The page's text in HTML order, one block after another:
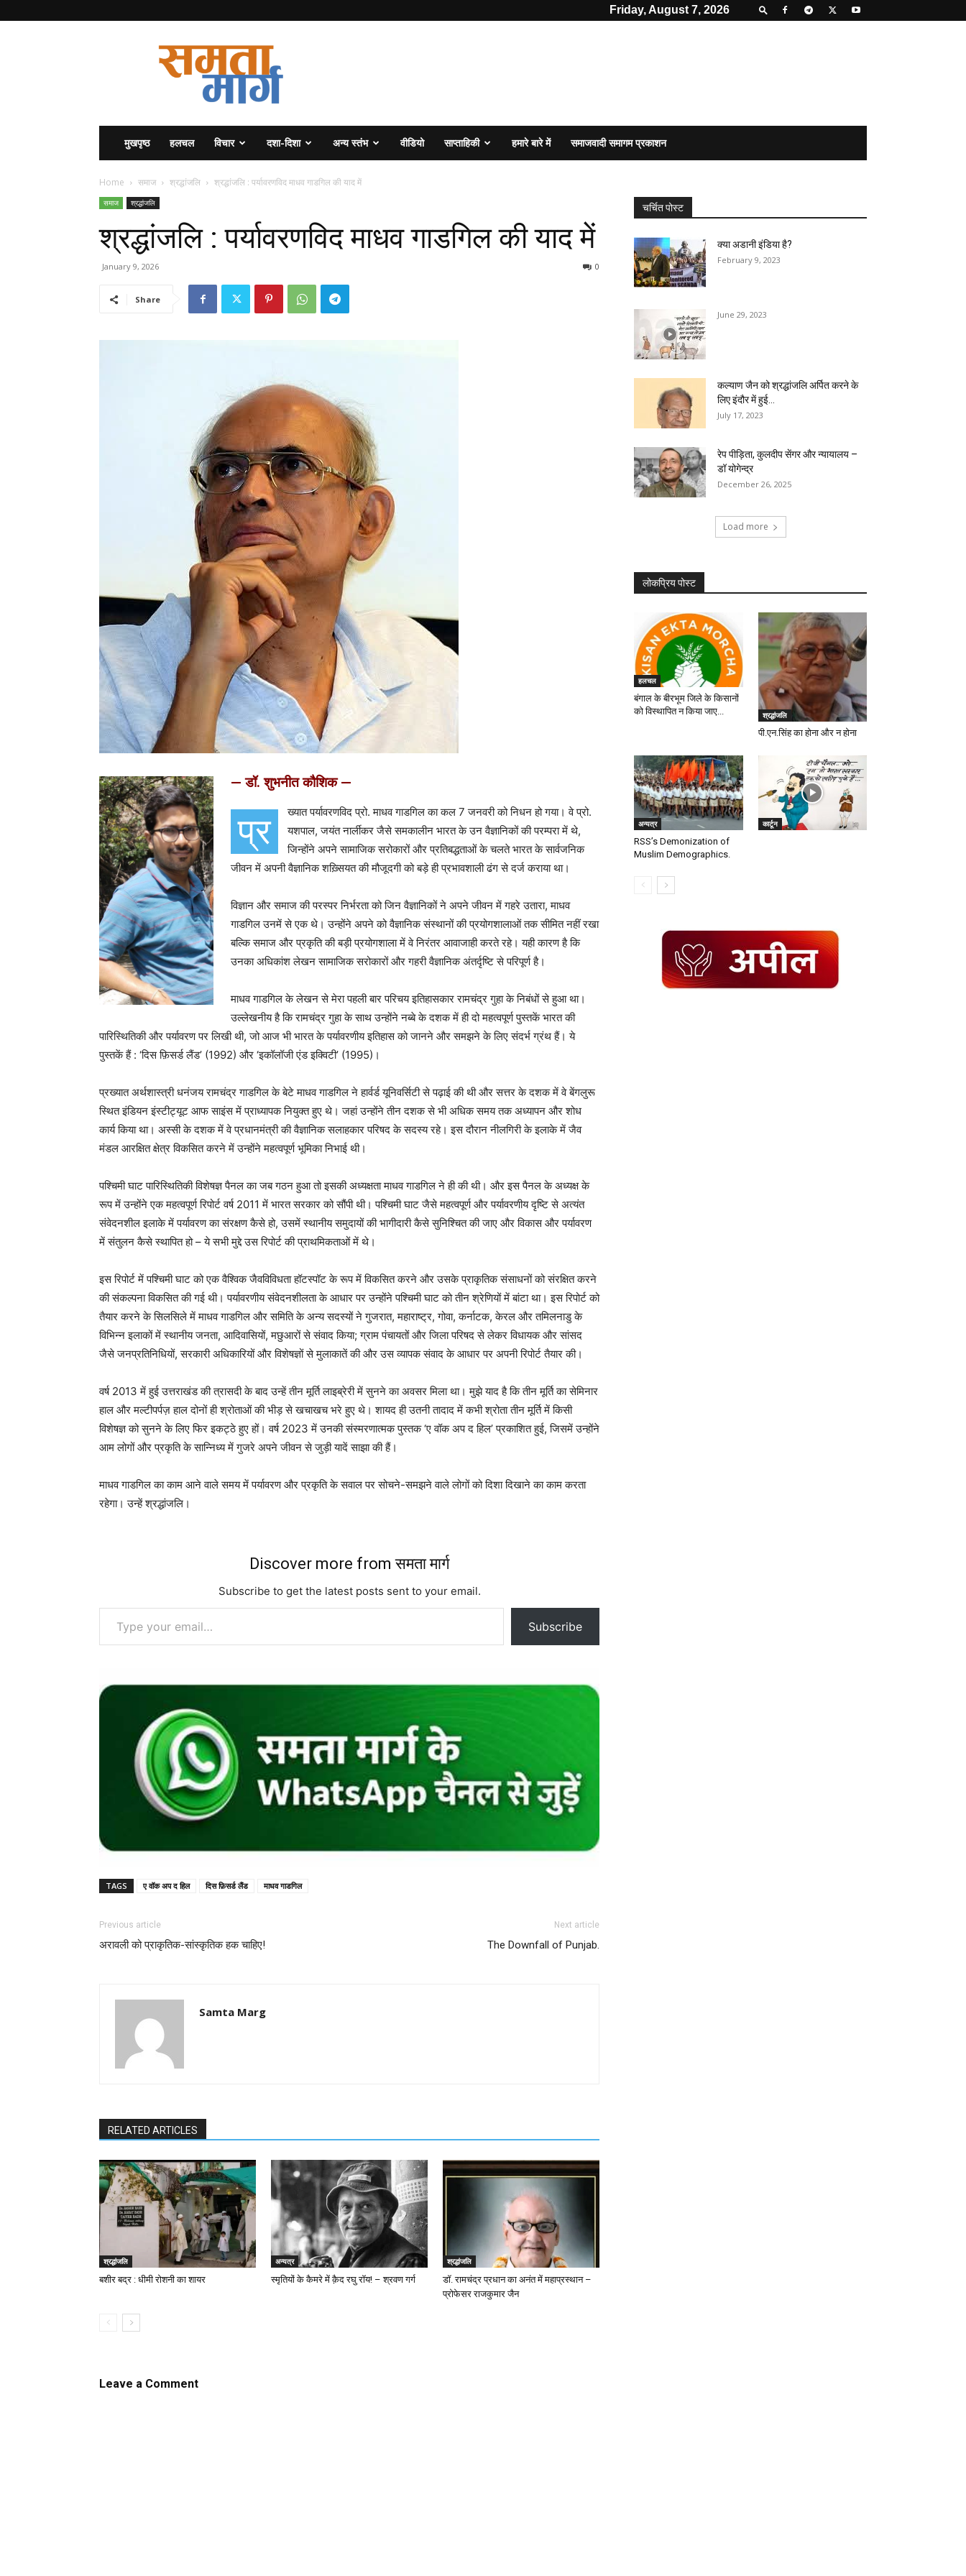
Friday, August 7, 2026
मुखपृष्ठ हलचल विचार दशा-दिशा अन्य स्तंभ वीडियो साप्ताहिकी हमारे बारे में समाजवादी समागम प्रकाशन
Home समाज श्रद्धांजलि श्रद्धांजलि : पर्यावरणविद माधव गाडगिल की याद में
समाज श्रद्धांजलि
श्रद्धांजलि : पर्यावरणविद माधव गाडगिल की याद में
January 9, 2026 0
Share
— डॉ. शुभनीत कौशिक —
प्र
ख्यात पर्यावरणविद प्रो. माधव गाडगिल का कल 7 जनवरी को निधन हो गया। वे प्रो.
यशपाल, जयंत नार्लीकर जैसे समकालीन भारत के उन वैज्ञानिकों की परम्परा में थे,
जिन्होंने अपने सामाजिक सरोकारों और प्रतिबद्धताओं के चलते भारत के सार्वजनिक
जीवन में अपनी वैज्ञानिक शख़्सियत की मौजूदगी को बड़े ही प्रभावशाली ढंग से दर्ज कराया था।
विज्ञान और समाज की परस्पर निर्भरता को जिन वैज्ञानिकों ने अपने जीवन में गहरे उतारा, माधव
गाडगिल उनमें से एक थे। उन्होंने अपने को वैज्ञानिक संस्थानों की प्रयोगशालाओं तक सीमित नहीं रखा
बल्कि समाज और प्रकृति की बड़ी प्रयोगशाला में वे निरंतर आवाजाही करते रहे। यही कारण है कि
उनका अधिकांश लेखन सामाजिक सरोकारों और गहरी वैज्ञानिक अंतर्दृष्टि से परिपूर्ण है।
माधव गाडगिल के लेखन से मेरा पहली बार परिचय इतिहासकार रामचंद्र गुहा के निबंधों से हुआ था।
उल्लेखनीय है कि रामचंद्र गुहा के साथ उन्होंने नब्बे के दशक में ही दो महत्वपूर्ण पुस्तकें भारत की
पारिस्थितिकी और पर्यावरण पर लिखी थी, जो आज भी भारत के पर्यावरणीय इतिहास को जानने और समझने के लिए संदर्भ ग्रंथ हैं। ये
पुस्तकें हैं : ‘दिस फ़िसर्ड लैंड’ (1992) और ‘इकॉलॉजी एंड इक्विटी’ (1995)।
प्रख्यात अर्थशास्त्री धनंजय रामचंद्र गाडगिल के बेटे माधव गाडगिल ने हार्वर्ड यूनिवर्सिटी से पढ़ाई की थी और सत्तर के दशक में वे बेंगलुरू
स्थित इंडियन इंस्टीट्यूट आफ साइंस में प्राध्यापक नियुक्त हुए थे। जहां उन्होंने तीन दशक से भी अधिक समय तक अध्यापन और शोध
कार्य किया था। अस्सी के दशक में वे प्रधानमंत्री की वैज्ञानिक सलाहकार परिषद के सदस्य रहे। इस दौरान नीलगिरी के इलाके में जैव
मंडल आरक्षित क्षेत्र विकसित करने में उन्होंने महत्वपूर्ण भूमिका निभाई थी।
पश्चिमी घाट पारिस्थितिकी विशेषज्ञ पैनल का जब गठन हुआ तो इसकी अध्यक्षता माधव गाडगिल ने ही की थी। और इस पैनल के अध्यक्ष के
रूप में उन्होंने एक महत्वपूर्ण रिपोर्ट वर्ष 2011 में भारत सरकार को सौंपी थी। पश्चिमी घाट जैसे महत्वपूर्ण और पर्यावरणीय दृष्टि से अत्यंत
संवेदनशील इलाके में पर्यावरण का संरक्षण कैसे हो, उसमें स्थानीय समुदायों की भागीदारी कैसे सुनिश्चित की जाए और विकास और पर्यावरण
में संतुलन कैसे स्थापित हो – ये सभी मुद्दे उस रिपोर्ट की प्राथमिकताओं में थे।
इस रिपोर्ट में पश्चिमी घाट को एक वैश्विक जैवविविधता हॉटस्पॉट के रूप में विकसित करने और उसके प्राकृतिक संसाधनों को संरक्षित करने
की संकल्पना विकसित की गई थी। पर्यावरणीय संवेदनशीलता के आधार पर उन्होंने पश्चिमी घाट को तीन श्रेणियों में बांटा था। इस रिपोर्ट को
तैयार करने के सिलसिले में माधव गाडगिल और समिति के अन्य सदस्यों ने गुजरात, महाराष्ट्र, गोवा, कर्नाटक, केरल और तमिलनाडु के
विभिन्न इलाकों में स्थानीय जनता, आदिवासियों, मछुआरों से संवाद किया; ग्राम पंचायतों और जिला परिषद से लेकर विधायक और सांसद
जैसे जनप्रतिनिधियों, सरकारी अधिकारियों और विशेषज्ञों से मुलाकातें की और उस व्यापक संवाद के आधार पर अपनी रिपोर्ट तैयार की।
वर्ष 2013 में हुई उत्तराखंड की त्रासदी के बाद उन्हें तीन मूर्ति लाइब्रेरी में सुनने का अवसर मिला था। मुझे याद है कि तीन मूर्ति का सेमिनार
हाल और मल्टीपर्पज़ हाल दोनों ही श्रोताओं की भीड़ से खचाखच भरे हुए थे। शायद ही उतनी तादाद में कभी श्रोता तीन मूर्ति में किसी
विशेषज्ञ को सुनने के लिए फिर इकट्ठे हुए हों। वर्ष 2023 में उनकी संस्मरणात्मक पुस्तक ‘ए वॉक अप द हिल’ प्रकाशित हुई, जिसमें उन्होंने
आम लोगों और प्रकृति के सान्निध्य में गुजरे अपने जीवन से जुड़ी यादें साझा की हैं।
माधव गाडगिल का काम आने वाले समय में पर्यावरण और प्रकृति के सवाल पर सोचने-समझने वाले लोगों को दिशा दिखाने का काम करता
रहेगा। उन्हें श्रद्धांजलि।
Discover more from समता मार्ग
Subscribe to get the latest posts sent to your email.
Type your email…
Subscribe
TAGS ए वॉक अप द हिल दिस फ़िसर्ड लैंड माधव गाडगिल
Previous article
अरावली को प्राकृतिक-सांस्कृतिक हक चाहिए!
Next article
The Downfall of Punjab.
Samta Marg
RELATED ARTICLES
श्रद्धांजलि
बशीर बद्र : धीमी रोशनी का शायर
अन्यत्र
स्मृतियों के कैमरे में क़ैद रघु रॉय! – श्रवण गर्ग
श्रद्धांजलि
डॉ. रामचंद्र प्रधान का अनंत में महाप्रस्थान –
प्रोफेसर राजकुमार जैन
Leave a Comment
चर्चित पोस्ट
क्या अडानी इंडिया है?
February 9, 2023
June 29, 2023
कल्याण जैन को श्रद्धांजलि अर्पित करने के
लिए इंदौर में हुई...
July 17, 2023
रेप पीड़िता, कुलदीप सेंगर और न्यायालय –
डॉ योगेन्द्र
December 26, 2025
Load more
लोकप्रिय पोस्ट
हलचल
बंगाल के बीरभूम जिले के किसानों
को विस्थापित न किया जाए...
श्रद्धांजलि
पी.एन.सिंह का होना और न होना
अन्यत्र
RSS’s Demonization of
Muslim Demographics.
कार्टून